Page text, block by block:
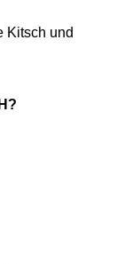
Kitsch und